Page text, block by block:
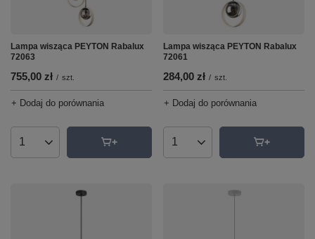
Lampa wisząca PEYTON Rabalux
72063
755,00 zł / szt.
+ Dodaj do porównania
Ilość produktów
Lampa wisząca PEYTON Rabalux
72061
284,00 zł / szt.
+ Dodaj do porównania
Ilość produktów